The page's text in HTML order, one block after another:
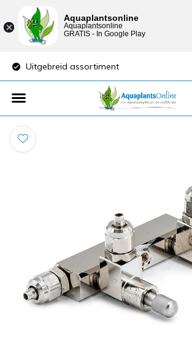
Uitgebreid assortiment
Aquaplantsonline
Aquaplantsonline
GRATIS - In Google Play